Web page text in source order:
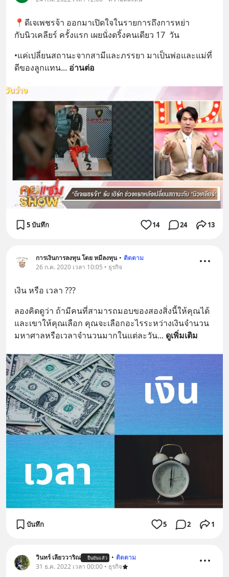
📍ดีเจเพชรจ้า ออกมาเปิดใจในรายการถึงการหย่า
กับนิวเคลียร์ ครั้งแรก เผยนั่งดริ้งคนเดียว 17  วัน
•แค่เปลี่ยนสถานะจากสามีและภรรยา มาเป็นพ่อและแม่ที่
ดีของลูกแทน... อ่านต่อ
5 บันทึก 14 24 13
การเงินการลงทุน โดย หมีลงทุน • ติดตาม
26 ก.ค. 2020 เวลา 10:05 • ธุรกิจ
เงิน หรือ เวลา ???
ลองคิดดูว่า ถ้ามีคนที่สามารถมอบของสองสิ่งนี้ให้คุณได้
และเขาให้คุณเลือก คุณจะเลือกอะไรระหว่างเงินจำนวน
มหาศาลหรือเวลาจำนวนมากในแต่ละวัน... ดูเพิ่มเติม
บันทึก 5 2 1
วินทร์ เลียววาริณ ยืนยันแล้ว • ติดตาม
31 ธ.ค. 2022 เวลา 00:00 • ธุรกิจ